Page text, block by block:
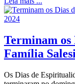
Terminam os
Família
Os Dias de